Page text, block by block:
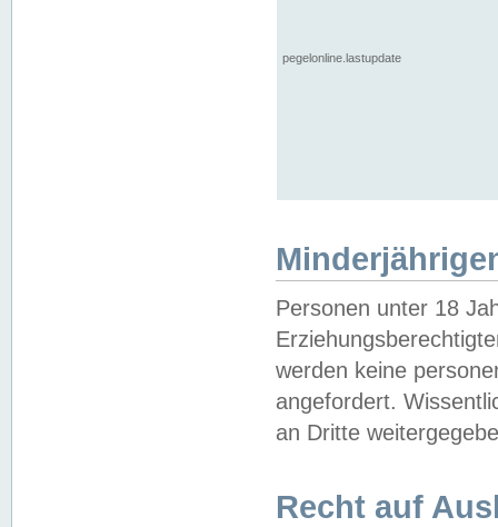
pegelonline.lastupdate
Personen unter 18
werden keine
angefordert.
an Dritte
Recht auf